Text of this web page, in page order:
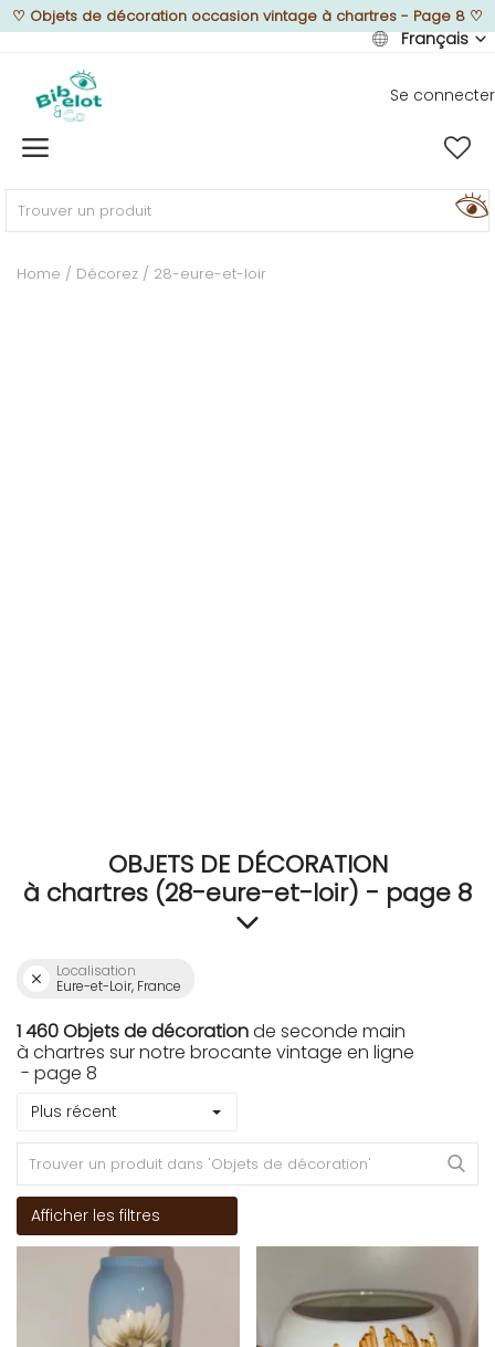
♡ Objets de décoration occasion vintage à chartres - Page 8 ♡
Français
Se connecter
Home
MEUBLEZ
Home Décorez 28-eure-et-loir
OBJETS DE DÉCORATION
à chartres (28-eure-et-loir) - page 8
Localisation
Eure-et-Loir, France
1 460 Objets de décorationde seconde main
à chartres sur notre brocante vintage en ligne
- page 8
Plus récent
Afficher les filtres